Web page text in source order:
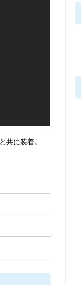
共に装着。